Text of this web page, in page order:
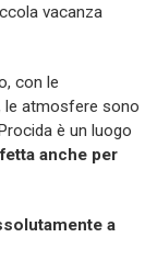
vacanza
con le
le atmosfere sono
è un luogo
anche per
a